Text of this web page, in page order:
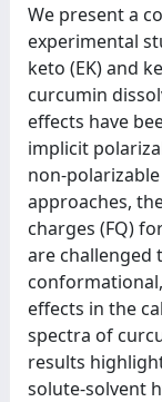
We present a
experimental
keto (EK) and
curcumin
effects have
implicit
non-
approaches,
charges (FQ)
are
effects in the
spectra of
results
solute-solvent